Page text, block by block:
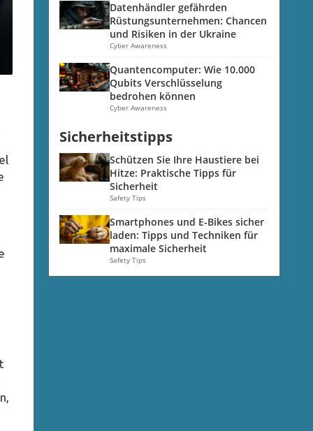
Datenhändler gefährden
Rüstungsunternehmen: Chancen
und Risiken in der Ukraine
Cyber Awareness
Quantencomputer: Wie 10.000
Qubits Verschlüsselung
bedrohen können
Cyber Awareness
Sicherheitstipps
Schützen Sie Ihre Haustiere bei
Hitze: Praktische Tipps für
Sicherheit
Safety Tips
Smartphones und E-Bikes sicher
laden: Tipps und Techniken für
maximale Sicherheit
Safety Tips